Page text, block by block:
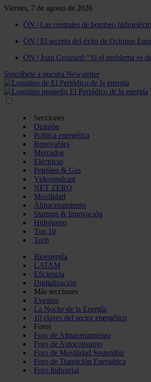
Viernes, 7 de agosto de 2026
ÓN | Las centrales de bombeo
ÓN | El secreto del éxito de Octopus
ÓN | Joan Groizard: "Si el problema es
Suscríbete a nuestra Newsletter
Secciones
Opinión
Política energética
Renovables
Mercados
Eléctricas
Petróleo & Gas
Videopodcast
NET ZERO
Movilidad
Almacenamiento
Startups & Innovación
Hidrógeno
Top 10
Tech
Bioenergía
LATAM
Eficiencia
Digitalización
Más secciones
Eventos
La Noche de la Energía
10 claves del sector energético
Foros
Foro de Almacenamiento
Foro de Autoconsumo
Foro de Movilidad Sostenible
Foro de Transición Energética
Foro Industrial